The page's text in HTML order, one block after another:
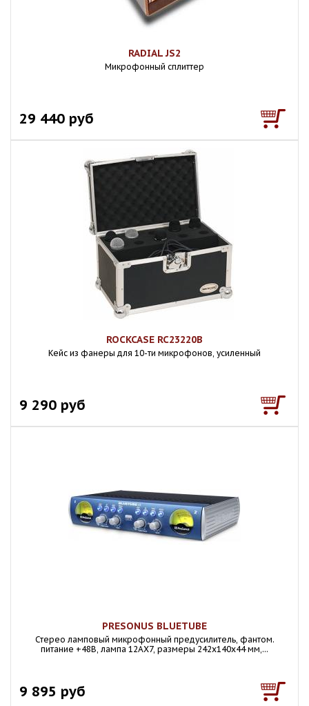
RADIAL JS2
Микрофонный сплиттер
29 440 руб
ROCKCASE RC23220B
Кейс из фанеры для 10-ти микрофонов, усиленный
9 290 руб
PRESONUS BLUETUBE
Стерео ламповый микрофонный предусилитель, фантом.
питание +48В, лампа 12AX7, размеры 242х140х44 мм,...
9 895 руб